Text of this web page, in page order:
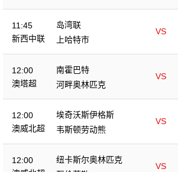
11:45
新西中联
岛湾联
VS
上哈特市
12:00
澳塔超
南霍巴特
VS
河畔奥林匹克
12:00
澳威北超
埃奇沃斯伊格斯
VS
韦斯顿劳动熊
12:00
纽卡斯尔奥林匹克
VS